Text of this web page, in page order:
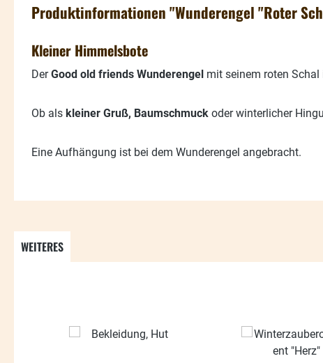
Produktinformationen "Wunderengel "Roter
Kleiner Himmelsbote
DerGood old friends Wunderengel mit seinem roten
Ob als kleiner Gruß, Baumschmuck oder winterlicher
Eine Aufhängung ist bei dem Wunderengel angebracht.
WEITERES